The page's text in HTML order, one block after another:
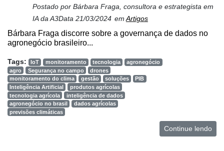
Postado por Bárbara Fraga, consultora e estrategista em
IA da A3Data 21/03/2024 emArtigos
Bárbara Fraga discorre sobre a governança de dados no
agronegócio brasileiro...
Tags: IoT monitoramento tecnologia
agronegócio
agro
Segurança no campo
drones
monitoramento do clima
gestão soluções
PIB
Inteligência Artificial
produtos agrícolas
tecnologia agrícola
inteligência de dados
agronegócio no brasil
dados agrícolas
previsões climáticas
Continue lendo